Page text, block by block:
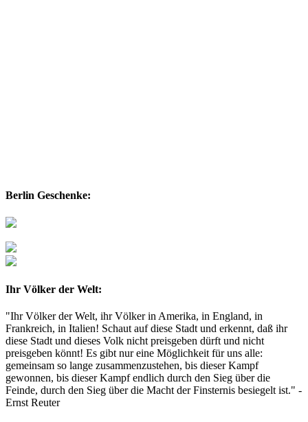
Berlin Geschenke:
Ihr Völker der Welt:
"Ihr Völker der Welt, ihr Völker in Amerika, in England, in
Frankreich, in Italien! Schaut auf diese Stadt und erkennt, daß ihr
diese Stadt und dieses Volk nicht preisgeben dürft und nicht
preisgeben könnt! Es gibt nur eine Möglichkeit für uns alle:
gemeinsam so lange zusammenzustehen, bis dieser Kampf
gewonnen, bis dieser Kampf endlich durch den Sieg über die
Feinde, durch den Sieg über die Macht der Finsternis besiegelt ist." -
Ernst Reuter